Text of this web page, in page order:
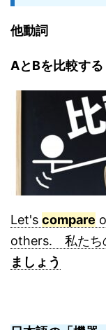
他動詞
AとBを比較する
Let's compare
others. 私たち
ましょう